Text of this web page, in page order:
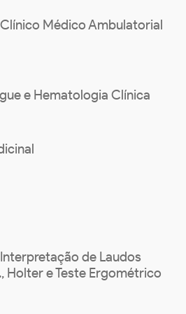
Médico Ambulatorial
e Hematologia Clínica
de Laudos
Holter e Teste Ergométrico